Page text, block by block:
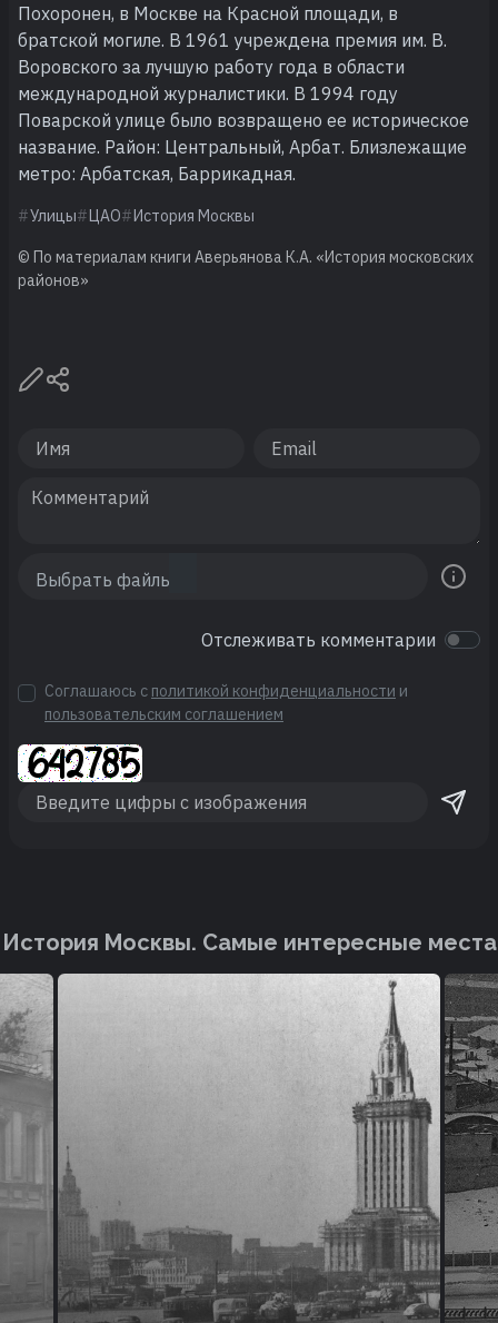
Похоронен, в Москве на Красной площади, в
братской могиле. В 1961 учреждена премия им. В.
Воровского за лучшую работу года в области
международной журналистики. В 1994 году
Поварской улице было возвращено ее историческое
название. Район: Центральный, Арбат. Близлежащие
метро: Арбатская, Баррикадная.
Улицы ЦАО История Москвы
© По материалам книги Аверьянова К.А. «История московских
районов»
Отслеживать комментарии
Соглашаюсь с политикой конфиденциальности и
пользовательским соглашением
История Москвы. Cамые интересные места